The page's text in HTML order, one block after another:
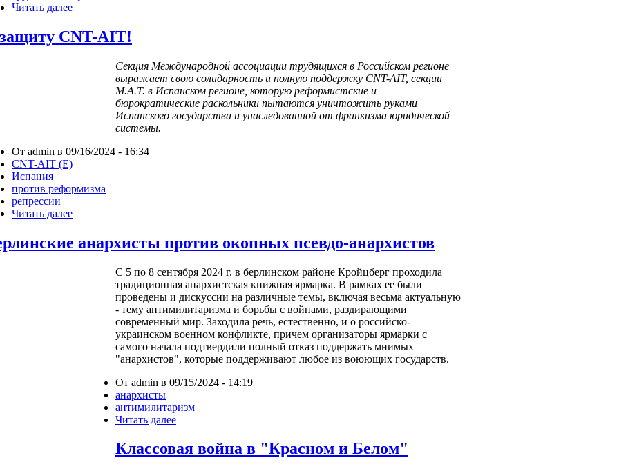
Читать далее
CNT-AIT!
Секция Международной ассоциации трудящихся в Российском регионе
выражает свою солидарность и полную поддержку CNT-AIT, секции
М.А.Т. в Испанском регионе, которую реформистские и
бюрократические раскольники пытаются уничтожить руками
Испанского государства и унаследованной от франкизма юридической
системы.
От admin в 09/16/2024 - 16:34
CNT-AIT (E)
Испания
против реформизма
репрессии
Читать далее
анархисты против окопных псевдо-анархистов
С 5 по 8 сентября 2024 г. в берлинском районе Кройцберг проходила
традиционная анархистская книжная ярмарка. В рамках ее были
проведены и дискуссии на различные темы, включая весьма актуальную
- тему антимилитаризма и борьбы с войнами, раздирающими
современный мир. Заходила речь, естественно, и о российско-
украинском военном конфликте, причем организаторы ярмарки с
самого начала подтвердили полный отказ поддержать мнимых
"анархистов", которые поддерживают любое из воюющих государств.
От admin в 09/15/2024 - 14:19
анархисты
антимилитаризм
Читать далее
Классовая война в "Красном и Белом"